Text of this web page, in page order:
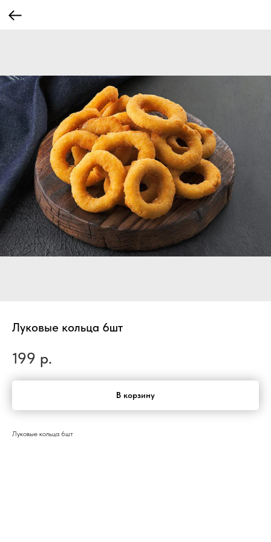
Луковые кольца 6шт
199 р.
В корзину
Луковые кольца 6шт